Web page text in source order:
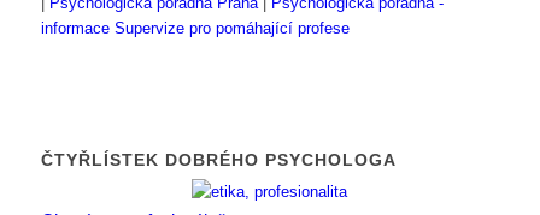
informace Supervize pro pomáhající profese
ČTYŘLÍSTEK DOBRÉHO PSYCHOLOGA